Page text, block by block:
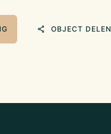
OBJECT DELEN